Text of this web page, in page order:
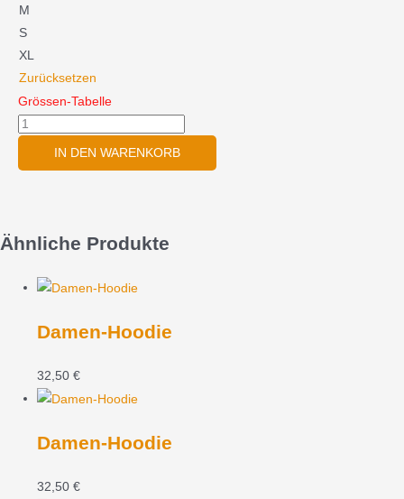
M
S
XL
Zurücksetzen
Grössen-Tabelle
IN DEN WARENKORB
Ähnliche Produkte
Damen-Hoodie
32,50€
Damen-Hoodie
32,50€